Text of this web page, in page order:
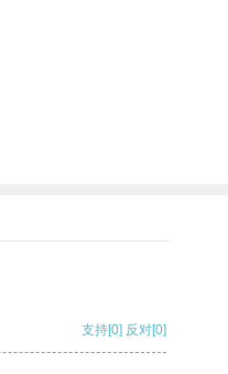
支持[0] 反对[0]